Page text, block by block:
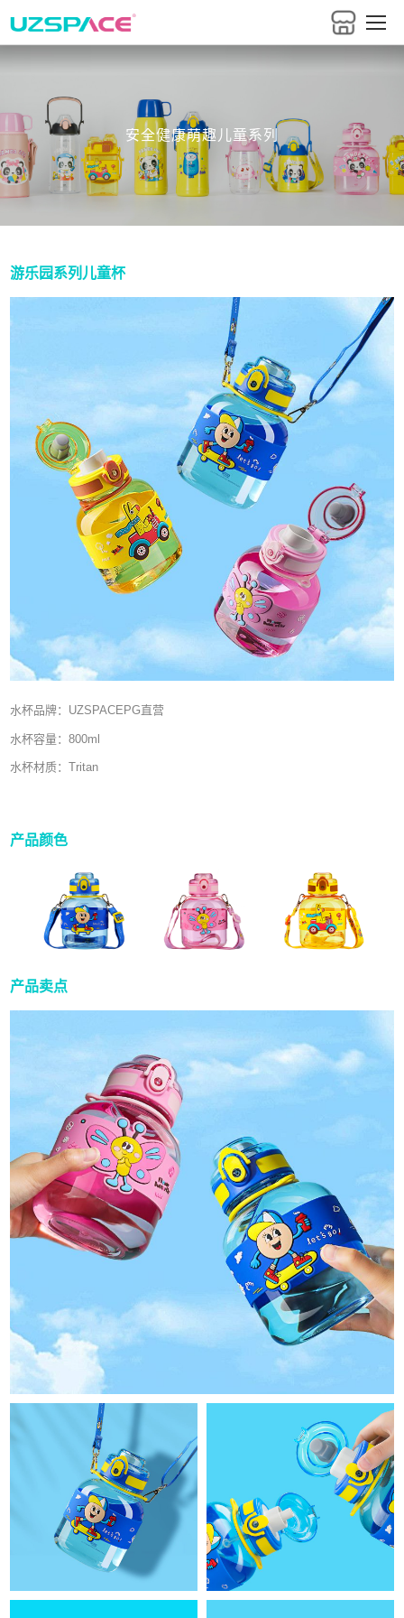
安全健康萌趣儿童系列
游乐园系列儿童杯
水杯品牌：UZSPACEPG直营
水杯容量：800ml
水杯材质：Tritan
产品颜色
产品卖点